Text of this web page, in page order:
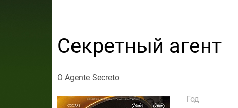
Секретный агент
O Agente Secreto
Год